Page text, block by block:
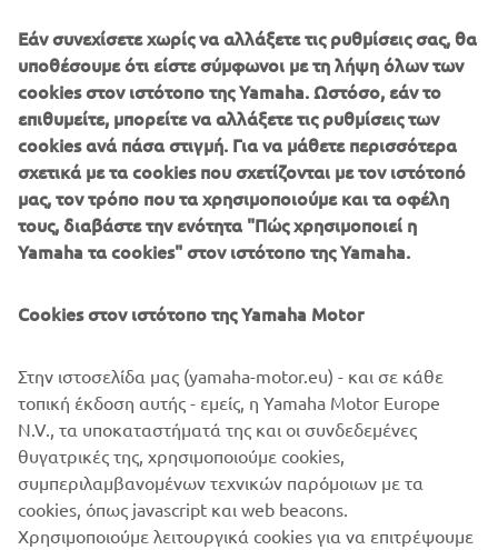
ταχύμετρο Motogadget με τη βάση του. Η ισχύς πέδησης
αναβαθμίστηκε με δαγκάνες PM, ενώ τα καβαλέτα της
LA Choppers προσθέτουν το custom στυλ της δυτικής
ακτής των Η.Π.Α.
H Matt Black Customs διευκολύνει τους ιδιοκτήτες της
απευθείας από την ιστοσελίδα τους. Θα προχωρήσουν
φάσμα εξαρτημάτων, οπότε οι επιλογές συνεχίζουν να
αυξάνονται!
Αν θέλετε να δώσετε board tracker στυλ στην XV σας,
κάντε κλικ στον
σύνδεσμο και επισκεφθείτε την ιστοσελίδα
τους:www.mattblack.eu
Εάν συνεχίσετε χωρίς να αλλάξετε τις ρυθμίσεις σας, θα
υποθέσουμε ότι είστε σύμφωνοι με τη λήψη όλων των
cookies στον ιστότοπο της Yamaha. Ωστόσο, εάν το
επιθυμείτε, μπορείτε να αλλάξετε τις ρυθμίσεις των
cookies ανά πάσα στιγμή. Για να μάθετε περισσότερα
σχετικά με τα cookies που σχετίζονται με τον ιστότοπό
μας, τον τρόπο που τα χρησιμοποιούμε και τα οφέλη
τους, διαβάστε την ενότητα "Πώς χρησιμοποιεί η
Yamaha τα cookies" στον ιστότοπο της Yamaha.
Cookies στον ιστότοπο της Yamaha Motor
Στην ιστοσελίδα μας (yamaha-motor.eu) - και σε κάθε
τοπική έκδοση αυτής - εμείς, η Yamaha Motor Europe
N.V., τα υποκαταστήματά της και οι συνδεδεμένες
θυγατρικές της, χρησιμοποιούμε cookies,
συμπεριλαμβανομένων τεχνικών παρόμοιων με τα
cookies, όπως javascript και web beacons.
Χρησιμοποιούμε λειτουργικά cookies για να επιτρέψουμε